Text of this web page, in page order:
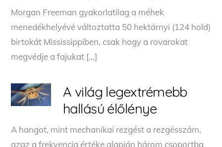
Morgan Freeman gyakorlatilag a méhek
menedékhelyévé változtatta 50 hektárnyi (124 hold)
birtokát Mississippiben, csak hogy a rovarokat
megvédje a fajukat […]
A világ legextrémebb
hallású élőlénye
A hangot, mint mechanikai rezgést a rezgésszám,
azaz a frekvencia értéke alapján három csoportba